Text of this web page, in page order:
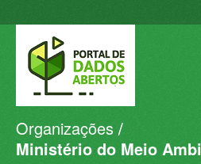
Conjuntos de dados
Organizações
Organizações
Ministério do Meio